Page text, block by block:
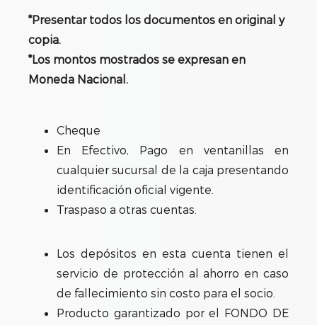
*Presentar todos los documentos en original y
copia.
*Los montos mostrados se expresan en
Moneda Nacional.
Cheque
En Efectivo, Pago en ventanillas en
cualquier sucursal de la caja presentando
identificación oficial vigente.
Traspaso a otras cuentas.
Los depósitos en esta cuenta tienen el
servicio de protección al ahorro en caso
de fallecimiento sin costo para el socio.
Producto garantizado por el FONDO DE